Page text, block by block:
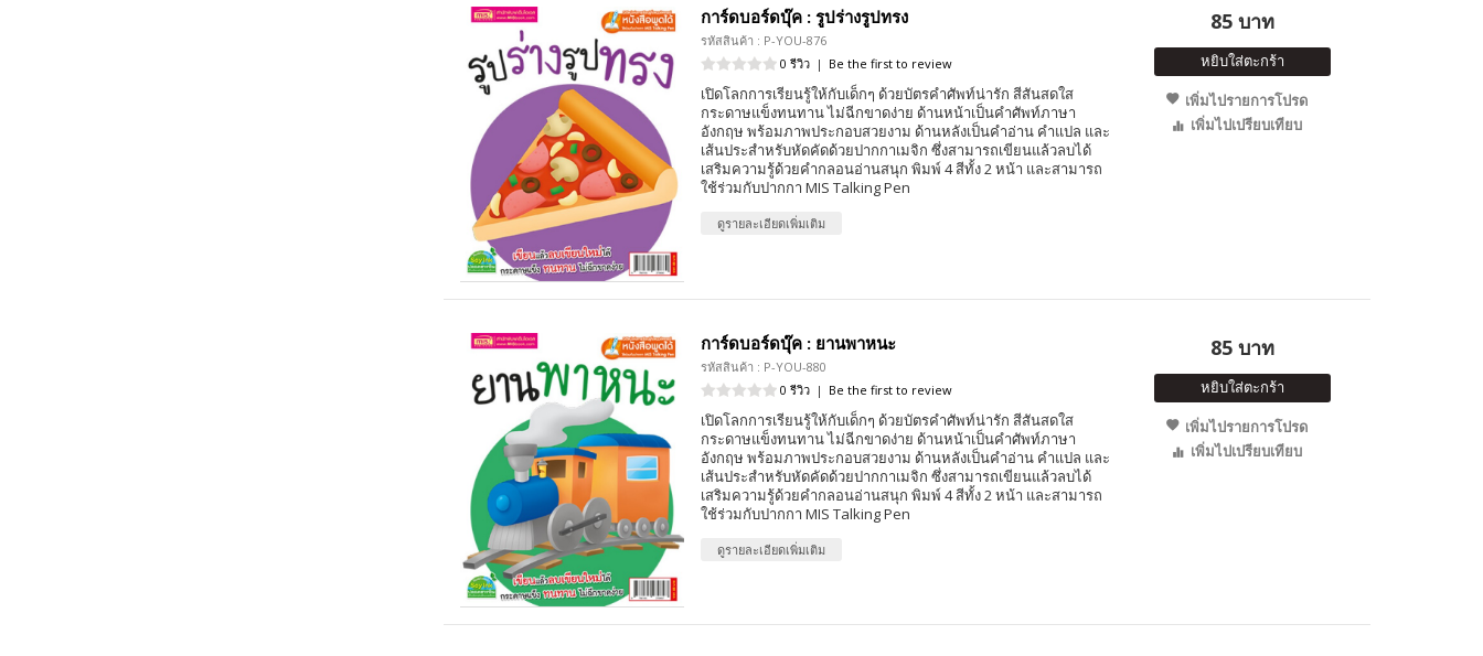
การ์ดบอร์ดบุ๊ค : รูปร่างรูปทรง
รหัสสินค้า : P-YOU-876
0 รีวิว | Be the first to review
เปิดโลกการเรียนรู้ให้กับเด็กๆ ด้วยบัตรคำศัพท์น่ารัก สีสันสดใส
กระดาษแข็งทนทาน ไม่ฉีกขาดง่าย ด้านหน้าเป็นคำศัพท์ภาษา
อังกฤษ พร้อมภาพประกอบสวยงาม ด้านหลังเป็นคำอ่าน คำแปล และ
เส้นประสำหรับหัดคัดด้วยปากกาเมจิก ซึ่งสามารถเขียนแล้วลบได้
เสริมความรู้ด้วยคำกลอนอ่านสนุก พิมพ์ 4 สีทั้ง 2 หน้า และสามารถ
ใช้ร่วมกับปากกา MIS Talking Pen
ดูรายละเอียดเพิ่มเติม
85 บาท
หยิบใส่ตะกร้า
เพิ่มไปรายการโปรด
เพิ่มไปเปรียบเทียบ
การ์ดบอร์ดบุ๊ค : ยานพาหนะ
รหัสสินค้า : P-YOU-880
0 รีวิว | Be the first to review
เปิดโลกการเรียนรู้ให้กับเด็กๆ ด้วยบัตรคำศัพท์น่ารัก สีสันสดใส
กระดาษแข็งทนทาน ไม่ฉีกขาดง่าย ด้านหน้าเป็นคำศัพท์ภาษา
อังกฤษ พร้อมภาพประกอบสวยงาม ด้านหลังเป็นคำอ่าน คำแปล และ
เส้นประสำหรับหัดคัดด้วยปากกาเมจิก ซึ่งสามารถเขียนแล้วลบได้
เสริมความรู้ด้วยคำกลอนอ่านสนุก พิมพ์ 4 สีทั้ง 2 หน้า และสามารถ
ใช้ร่วมกับปากกา MIS Talking Pen
ดูรายละเอียดเพิ่มเติม
85 บาท
หยิบใส่ตะกร้า
เพิ่มไปรายการโปรด
เพิ่มไปเปรียบเทียบ